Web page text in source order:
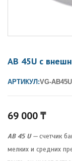
АВ 45U с
АРТИКУЛ:VG-AB45U
69 000₸
AB 45 U—счетчик
мелких и средних